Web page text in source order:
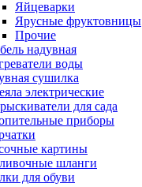
Яйцеварки
Ярусные фруктовницы
Прочие
надувная
воды
сушилка
электрические
для сада
приборы
картины
шланги
для обуви